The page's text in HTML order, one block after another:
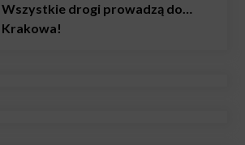
Wszystkie drogi prowadzą do…
Krakowa!